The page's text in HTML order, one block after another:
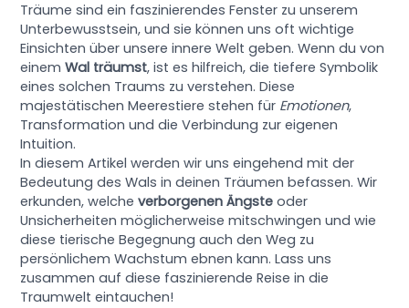
Träume sind ein faszinierendes Fenster zu unserem
Unterbewusstsein, und sie können uns oft wichtige
Einsichten über unsere innere Welt geben. Wenn du von
einemWal träumst, ist es hilfreich, die tiefere Symbolik
eines solchen Traums zu verstehen. Diese
majestätischen Meerestiere stehen für Emotionen,
Transformation und die Verbindung zur eigenen
Intuition.
In diesem Artikel werden wir uns eingehend mit der
Bedeutung des Wals in deinen Träumen befassen. Wir
erkunden, welcheverborgenen Ängste oder
Unsicherheiten möglicherweise mitschwingen und wie
diese tierische Begegnung auch den Weg zu
persönlichem Wachstum ebnen kann. Lass uns
zusammen auf diese faszinierende Reise in die
Traumwelt eintauchen!